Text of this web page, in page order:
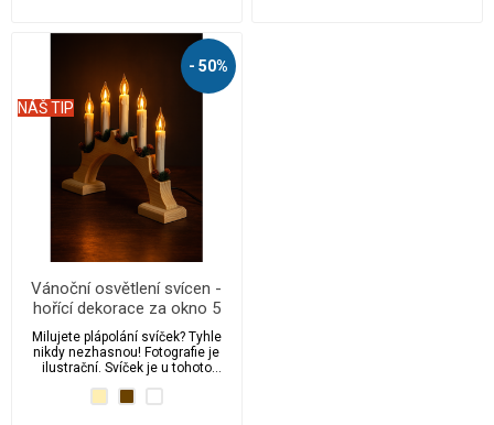
- 50%
NÁŠ TIP
Vánoční osvětlení svícen -
hořící dekorace za okno 5
ks
Milujete plápolání svíček? Tyhle
nikdy nezhasnou! Fotografie je
ilustrační. Svíček je u tohoto